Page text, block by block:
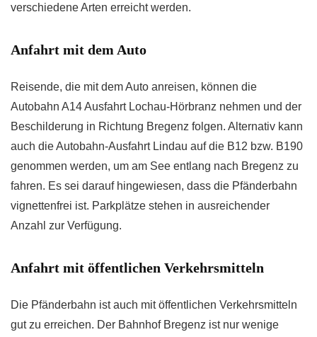
verschiedene Arten erreicht werden.
Anfahrt mit dem Auto
Reisende, die mit dem Auto anreisen, können die
Autobahn A14 Ausfahrt Lochau-Hörbranz nehmen und der
Beschilderung in Richtung Bregenz folgen. Alternativ kann
auch die Autobahn-Ausfahrt Lindau auf die B12 bzw. B190
genommen werden, um am See entlang nach Bregenz zu
fahren. Es sei darauf hingewiesen, dass die Pfänderbahn
vignettenfrei ist. Parkplätze stehen in ausreichender
Anzahl zur Verfügung.
Anfahrt mit öffentlichen Verkehrsmitteln
Die Pfänderbahn ist auch mit öffentlichen Verkehrsmitteln
gut zu erreichen. Der Bahnhof Bregenz ist nur wenige